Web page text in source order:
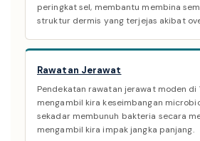
peringkat sel, membantu membina
struktur dermis yang terjejas akibat
Rawatan Jerawat
Pendekatan rawatan jerawat moden di
mengambil kira keseimbangan
sekadar membunuh bakteria secara
mengambil kira impak jangka panjang.